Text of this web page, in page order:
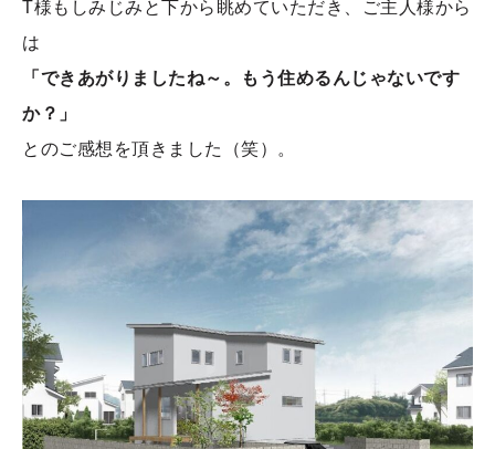
T様もしみじみと下から眺めていただき、ご主人様から
は
「できあがりましたね～。もう住めるんじゃないです
か？」
とのご感想を頂きました（笑）。